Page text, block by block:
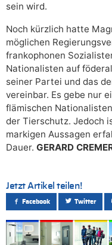
sein wird.
Noch kürzlich hatte
möglichen
frankophonen
Nationalisten auf
seiner Partei und das
vereinbar. Es gebe nur
flämischen
der Tierschutz. Jedoch
markigen Aussagen
Dauer. GERARD
Jetzt Artikel teilen!
Facebook Twitter